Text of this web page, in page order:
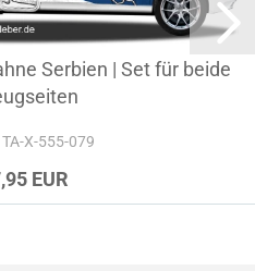
Serbien | Set für beide
X-555-079
EUR